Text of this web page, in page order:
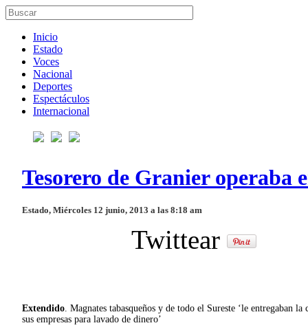
Inicio
Estado
Voces
Nacional
Deportes
Espectáculos
Internacional
Tesorero de Granier operaba
Estado, Miércoles 12 junio, 2013 a las 8:18 am
Twittear
Extendido. Magnates tabasqueños y de todo el Sureste ‘le entregaban la
sus empresas para lavado de dinero’